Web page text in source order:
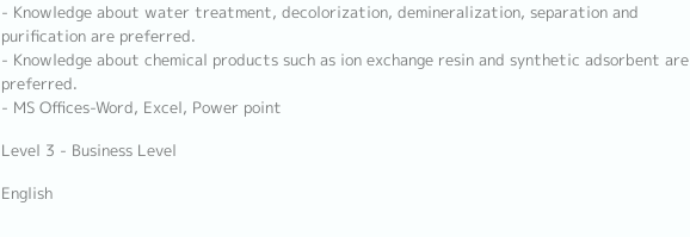
- Knowledge about water treatment, decolorization, demineralization, separation and
purification are preferred.
- Knowledge about chemical products such as ion exchange resin and synthetic adsorbent are
preferred.
- MS Offices-Word, Excel, Power point
Level 3 - Business Level
English